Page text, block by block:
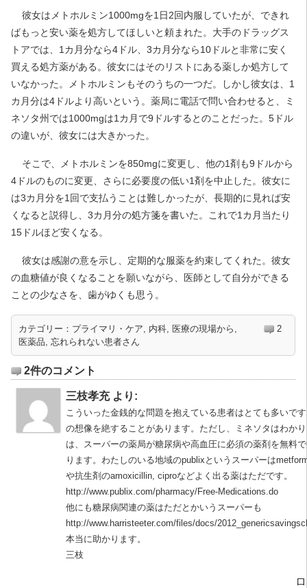
彼女はメトホルミン1000mgを1日2回内服していたが、できれ
ばもっと安い薬を処方してほしいと頼まれた。大手のドラッグス
トアでは、1カ月分なら4ドル、3カ月分なら10ドルと非常に安く
買える処方薬がある。彼女にはそのリストにある薬しか処方して
いなかった。メトホルミンもそのうちの一つだ。しかし彼女は、1
カ月分は4ドルより高いという。薬局に電話で問い合わせると、ミ
ネソタ州では1000mgは1カ月で9ドルするとのことだった。5ドル
の違いが、彼女には大きかった。
そこで、メトホルミンを850mgに変更し、他の1剤も9ドルから
4ドルのものに変更、さらに必要度の低い1剤を中止した。彼女に
は3カ月分を1回で支払うことは難しかったが、長期的に見れば安
くなると説得し、3カ月分の処方箋を書いた。これで1カ月当たり
15ドルほど安くなる。
彼女は感謝の意を示し、定期的な服薬を約束してくれた。彼女
の血糖値が良くなることを願いながら、医師として自分ができる
ことの少なさを、歯がゆくも思う。
カテゴリー： プライマリ・ケア, 内科, 医療の現場から ,
医薬品, 忘れられない患者さん
2
2件のコメント
三枝孝充 より:
こういった金銭的な問題を抱えている患者はとても多いで
の想像を絶することがあります。ただし、ミネソタはわか
は、スーパーの薬局が糖尿病や高血圧に必須の薬剤を無料
ります。わたしのいる地域のpublixというスーパーは
や抗生剤のamoxicillin, ciproなどよく出る薬はただです。
http://www.publix.com/pharmacy/Free-Medications.do
他にも糖尿病関連の薬はただとかいうスーパーも
http://www.harristeeter.com/files/docs/
本当に助かります。
三枝